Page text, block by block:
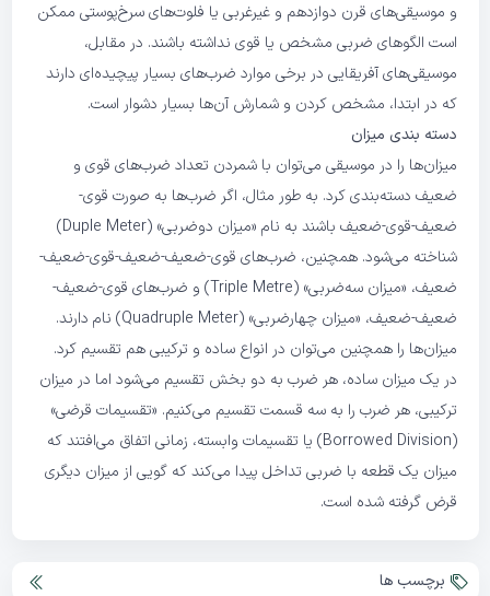
و موسیقی‌های قرن دوازدهم و غیرغربی یا فلوت‌های سرخ‌پوستی ممکن
است الگوهای ضربی مشخص یا قوی نداشته باشند. در مقابل،
موسیقی‌های آفریقایی در برخی موارد ضرب‌های بسیار پیچیده‌ای دارند
که در ابتدا، مشخص کردن و شمارش آن‌ها بسیار دشوار است.
دسته بندی میزان
میزان‌ها را در موسیقی می‌توان با شمردن تعداد ضرب‌های قوی و
ضعیف دسته‌بندی کرد. به طور مثال، اگر ضرب‌ها به صورت قوی-
ضعیف-قوی‌-ضعیف باشند به نام «میزان دوضربی» (Duple Meter)
شناخته می‌شود. همچنین، ضرب‌های قوی-ضعیف-ضعیف-قوی-ضعیف-
ضعیف، «میزان سه‌ضربی» (Triple Metre) و ضرب‌های قوی-ضعیف-
ضعیف-ضعیف، «میزان چهارضربی» (Quadruple Meter) نام دارند.
میزان‌ها را همچنین می‌توان در انواع ساده و ترکیبی هم تقسیم کرد.
در یک میزان ساده، هر ضرب به دو بخش تقسیم می‌شود اما در میزان
ترکیبی، هر ضرب را به سه قسمت تقسیم می‌کنیم. «تقسیمات قرضی»
(Borrowed Division) یا تقسیمات وابسته، زمانی اتفاق می‌افتند که
میزان یک قطعه با ضربی تداخل پیدا می‌کند که گویی از میزان دیگری
قرض گرفته شده است.
برچسب ها